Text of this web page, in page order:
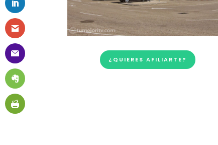
¿QUIERES AFILIARTE?